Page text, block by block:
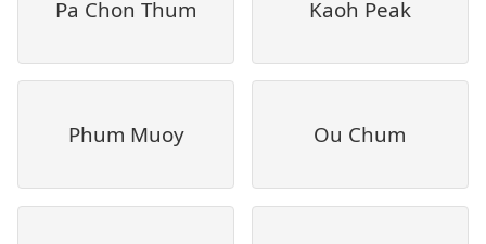
Pa Chon Thum Kaoh Peak
Phum Muoy Ou Chum